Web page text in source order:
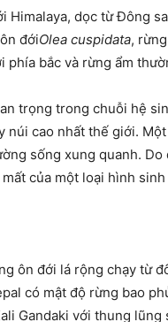
Himalaya, dọc từ Đông
đớiOlea cuspidata,
bắc và rừng ẩm
trọng trong chuỗi hệ
núi cao nhất thế giới.
sống xung quanh.
của một loại hình
ôn đới lá rộng chạy từ
có mật độ rừng bao
Gandaki với thung